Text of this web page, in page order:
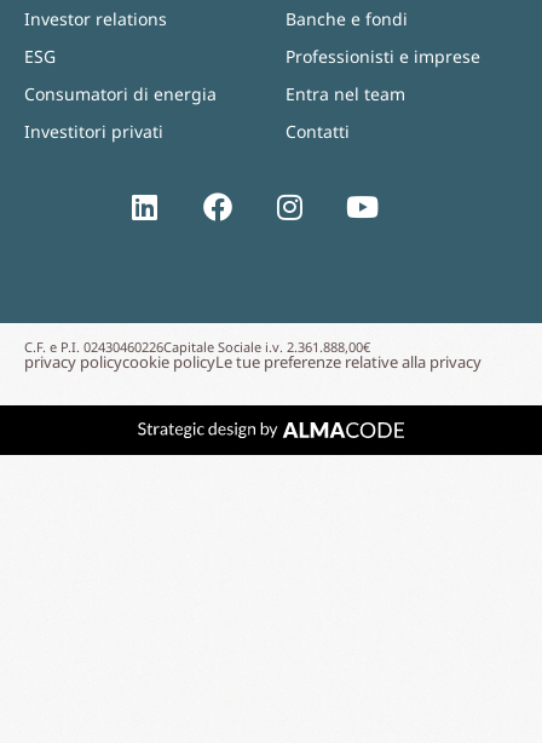
Investor relations
ESG
Consumatori di energia
Investitori privati
Banche e fondi
Professionisti e imprese
Entra nel team
Contatti
C.F. e P.I. 02430460226Capitale Sociale i.v. 2.361.888,00€
privacy policycookie policyLe tue preferenze relative alla privacy